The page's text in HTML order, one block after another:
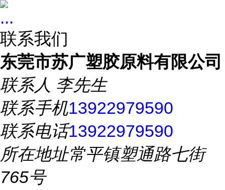
...
联系我们
东莞市苏广塑胶原料有限公司
联系人 李先生
联系手机13922979590
联系电话13922979590
所在地址常平镇塑通路七街
765号